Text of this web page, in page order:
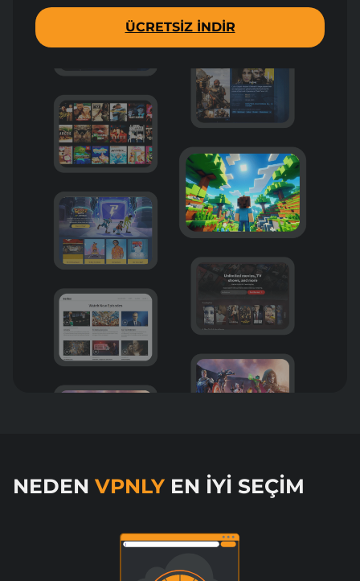
ÜCRETSIZ INDIR
NEDEN VPNLY EN İYI SEÇIM